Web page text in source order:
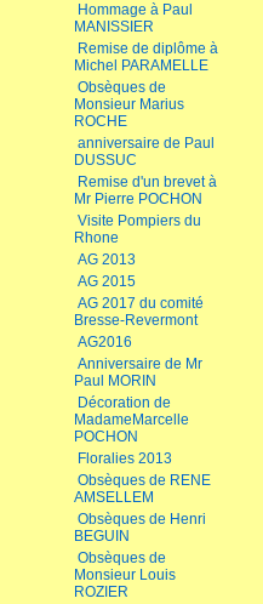
Hommage à Paul
MANISSIER
Remise de diplôme à
Michel PARAMELLE
Obsèques de
Monsieur Marius
ROCHE
anniversaire de Paul
DUSSUC
Remise d'un brevet à
Mr Pierre POCHON
Visite Pompiers du
Rhone
AG 2013
AG 2015
AG 2017 du comité
Bresse-Revermont
AG2016
Anniversaire de Mr
Paul MORIN
Décoration de
MadameMarcelle
POCHON
Floralies 2013
Obsèques de RENE
AMSELLEM
Obsèques de Henri
BEGUIN
Obsèques de
Monsieur Louis
ROZIER